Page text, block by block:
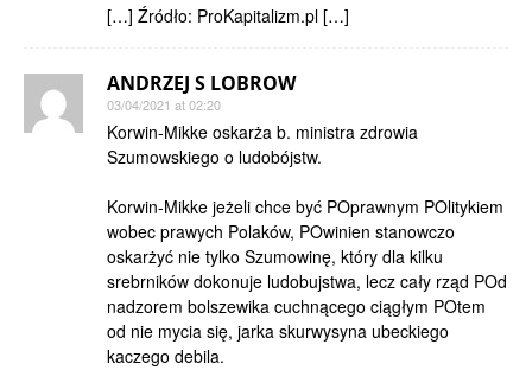
[…] Źródło: ProKapitalizm.pl […]
ANDRZEJ S LOBROW
03/04/2021 at 02:20
Korwin-Mikke oskarża b. ministra zdrowia
Szumowskiego o ludobójstw.
Korwin-Mikke jeżeli chce być POprawnym POlitykiem
wobec prawych Polaków, POwinien stanowczo
oskarżyć nie tylko Szumowinę, który dla kilku
srebrników dokonuje ludobujstwa, lecz cały rząd POd
nadzorem bolszewika cuchnącego ciągłym POtem
od nie mycia się, jarka skurwysyna ubeckiego
kaczego debila.